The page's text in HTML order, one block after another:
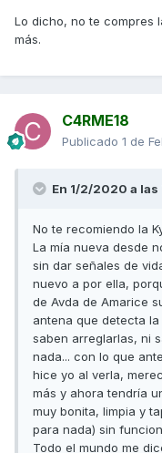
Lo dicho, no te compres
más.
C4RME18
Publicado 1 de
En 1/2/2020 a las
No te recomiendo la
La mía nueva desde
sin dar señales de
nuevo a por ella,
de Avda de Amarice
antena que detecta la
saben arreglarlas, ni
nada... con lo que
hice yo al verla,
más y ahora tendría
muy bonita, limpia y
para nada) sin
Todo el mundo me